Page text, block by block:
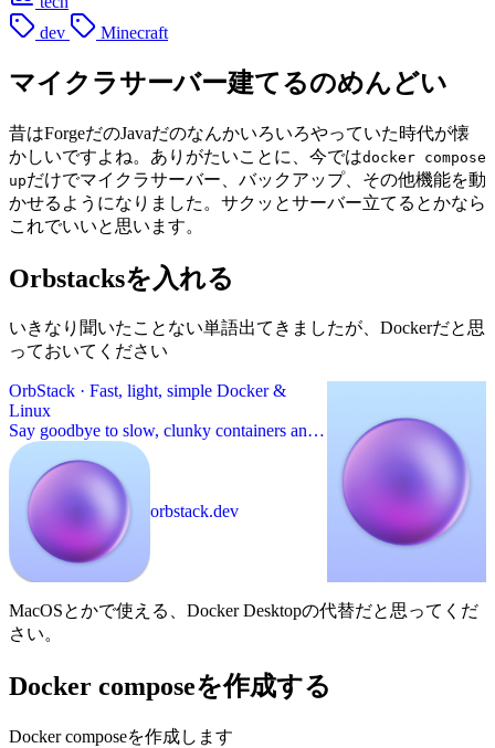
dev
Minecraft
マイクラサーバー建てるのめんどい
昔はForgeだのJavaだのなんかいろいろやっていた時代が懐
かしいですよね。ありがたいことに、今ではdocker compose
upだけでマイクラサーバー、バックアップ、その他機能を動
かせるようになりました。サクッとサーバー立てるとかなら
これでいいと思います。
Orbstacksを入れる
いきなり聞いたことない単語出てきましたが、Dockerだと思
っておいてください
OrbStack · Fast, light, simple Docker &
Linux
Say goodbye to slow, clunky containers and
VMs. The fast, light, and easy way to run
containers and Linux. Develop at lightspeed
with our Docker Desktop alternative.
orbstack.dev
MacOSとかで使える、Docker Desktopの代替だと思ってくだ
さい。
Docker composeを作成する
Docker composeを作成します